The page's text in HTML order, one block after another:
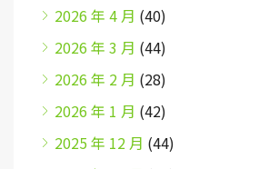
2026 年 4 月 (40)
2026 年 3 月 (44)
2026 年 2 月 (28)
2026 年 1 月 (42)
2025 年 12 月 (44)